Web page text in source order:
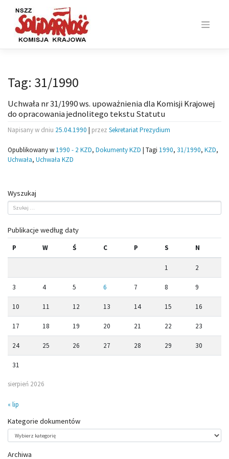
content
Tag: 31/1990
Uchwała nr 31/1990 ws. upoważnienia dla Komisji Krajowej
do opracowania jednolitego tekstu Statutu
Napisany w dniu 25.04.1990 | przez Sekretariat Prezydium
Opublikowany w 1990 - 2 KZD, Dokumenty KZD | Tagi 1990, 31/1990, KZD,
Uchwała, Uchwała KZD
Wyszukaj
Publikacje według daty
sierpień 2026
P W Ś C P S N
1 2
3 4 5 6 7 8 9
10 11 12 13 14 15 16
17 18 19 20 21 22 23
24 25 26 27 28 29 30
31
« lip
Kategorie dokumentów
dokumentów
Archiwa